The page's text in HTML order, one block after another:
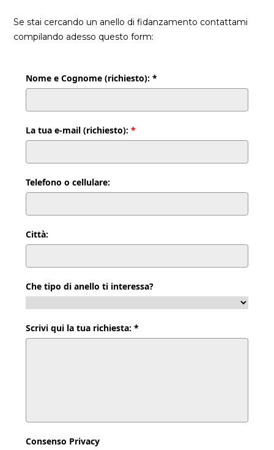
Se stai cercando un anello di fidanzamento contattami
compilando adesso questo form:
Nome e Cognome (richiesto): *
La tua e-mail (richiesto):*
Telefono o cellulare:
Città:
Che tipo di anello ti interessa?
Scrivi qui la tua richiesta: *
Consenso Privacy